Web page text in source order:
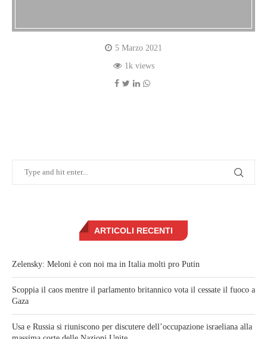
5 Marzo 2021
1k views
ARTICOLI RECENTI
Zelensky: Meloni è con noi ma in Italia molti pro Putin
Scoppia il caos mentre il parlamento britannico vota il cessate il fuoco a
Gaza
Usa e Russia si riuniscono per discutere dell’occupazione israeliana alla